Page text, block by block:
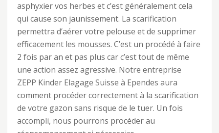
asphyxier vos herbes et c’est généralement cela
qui cause son jaunissement. La scarification
permettra d’aérer votre pelouse et de supprimer
efficacement les mousses. C’est un procédé à faire
2 fois par an et pas plus car c’est tout de même
une action assez agressive. Notre entreprise
ZEPP Kinder Elagage Suisse à Ependes aura
comment procéder correctement à la scarification
de votre gazon sans risque de le tuer. Un fois
accompli, nous pourrons procéder au